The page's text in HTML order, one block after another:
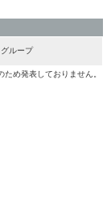
グループ
め発表しておりません。